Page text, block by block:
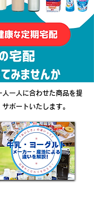
人一人に合わせた商品を提
ポートいたします。